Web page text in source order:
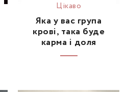
Цікаво
Яка у вас група
крові, така буде
карма і доля